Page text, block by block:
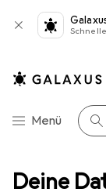
Deine
Navigation nach
Menü Suche
Bürotechnik